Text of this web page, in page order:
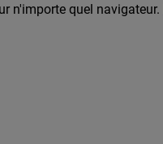
n'importe quel navigateur.